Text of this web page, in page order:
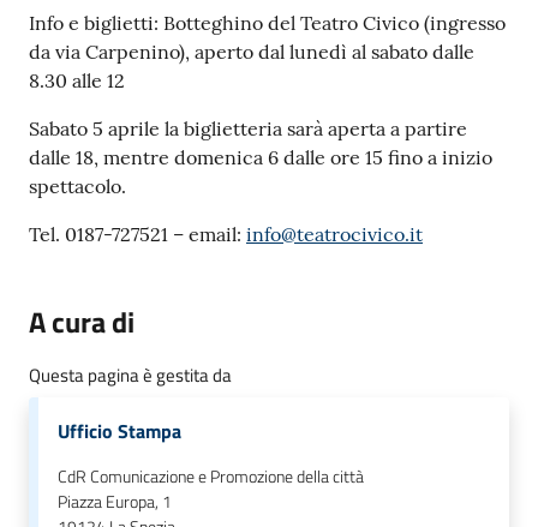
Info e biglietti: Botteghino del Teatro Civico (ingresso
da via Carpenino), aperto dal lunedì al sabato dalle
8.30 alle 12
Sabato 5 aprile la biglietteria sarà aperta a partire
dalle 18, mentre domenica 6 dalle ore 15 fino a inizio
spettacolo.
Tel. 0187-727521 – email: info@teatrocivico.it
A cura di
Questa pagina è gestita da
Ufficio Stampa
CdR Comunicazione e Promozione della città
Piazza Europa, 1